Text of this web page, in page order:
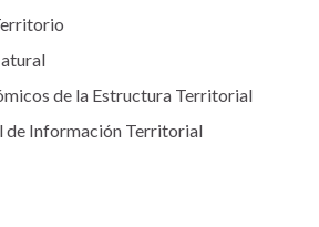
de la Estructura Territorial
de Información Territorial